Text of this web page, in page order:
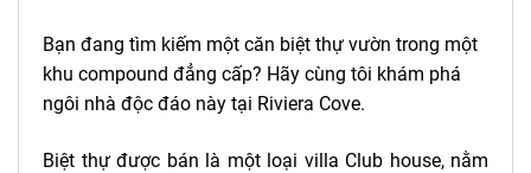
Bạn đang tìm kiếm một căn biệt thự vườn trong một
khu compound đẳng cấp? Hãy cùng tôi khám phá
ngôi nhà độc đáo này tại Riviera Cove.
Biệt thự được bán là một loại villa Club house, nằm